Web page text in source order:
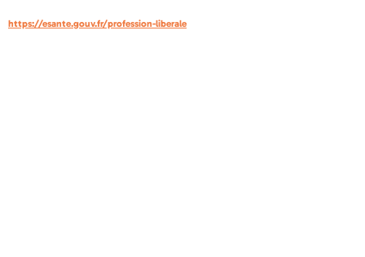
https://esante.gouv.fr/profession-liberale